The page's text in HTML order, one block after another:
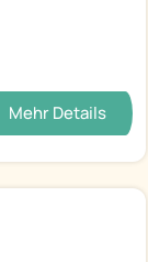
Mehr Details